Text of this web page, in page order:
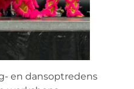
en dansoptredens